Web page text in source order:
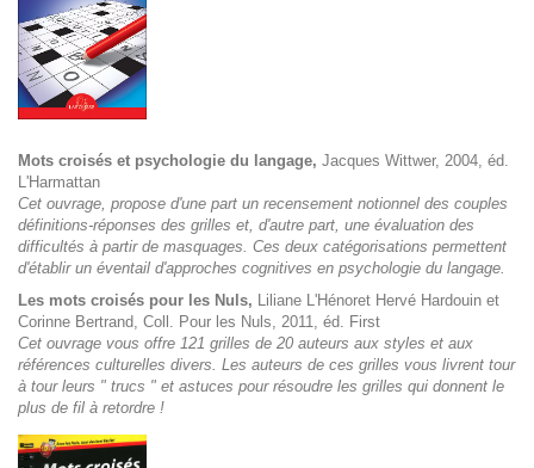
Mots croisés et psychologie du langage, Jacques Wittwer, 2004, éd.
L'Harmattan
Cet ouvrage, propose d'une part un recensement notionnel des couples
définitions-réponses des grilles et, d'autre part, une évaluation des
difficultés à partir de masquages. Ces deux catégorisations permettent
d'établir un éventail d'approches cognitives en psychologie du langage.
Les mots croisés pour les Nuls, Liliane L'Hénoret Hervé Hardouin et
Corinne Bertrand, Coll. Pour les Nuls, 2011, éd. First
Cet ouvrage vous offre 121 grilles de 20 auteurs aux styles et aux
références culturelles divers. Les auteurs de ces grilles vous livrent tour
à tour leurs " trucs " et astuces pour résoudre les grilles qui donnent le
plus de fil à retordre !